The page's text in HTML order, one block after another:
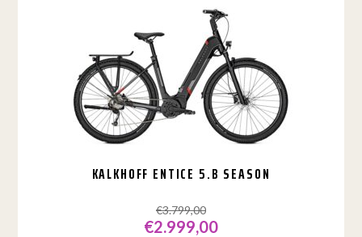
variaties.
optie
kan
gekozen
worden
op
de
productpagina
KALKHOFF ENTICE 5.B SEASON
€3.799,00
€2.999,00